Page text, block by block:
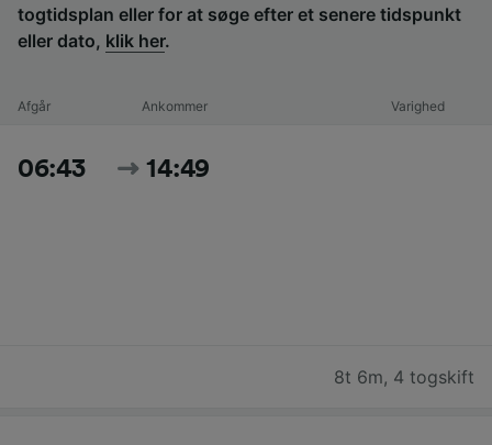
togtidsplan eller for at søge efter et senere tidspunkt
eller dato, klik her.
Afgår Ankommer Varighed
06:43 14:49
8t 6m, 4 togskift